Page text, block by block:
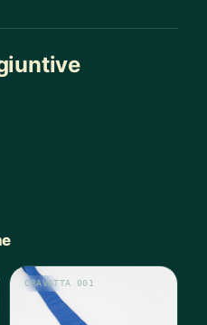
CRAVATTA 001